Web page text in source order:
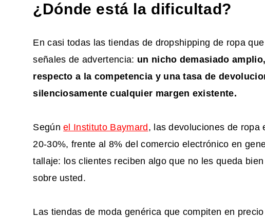
¿Dónde está la dificultad?
En casi todas las tiendas de dropshipping de ropa
señales de advertencia: un nicho demasiado
respecto a la competencia y una tasa de
silenciosamente cualquier margen existente.
Segúnel Instituto Baymard , las devoluciones de ropa
20-30%, frente al 8% del comercio electrónico en
tallaje: los clientes reciben algo que no les queda
sobre usted.
Las tiendas de moda genérica que compiten en